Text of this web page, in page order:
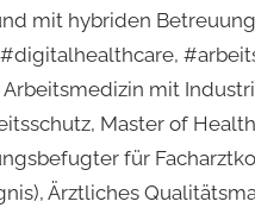
mit hybriden
mit
Master of
für
Ärztliches